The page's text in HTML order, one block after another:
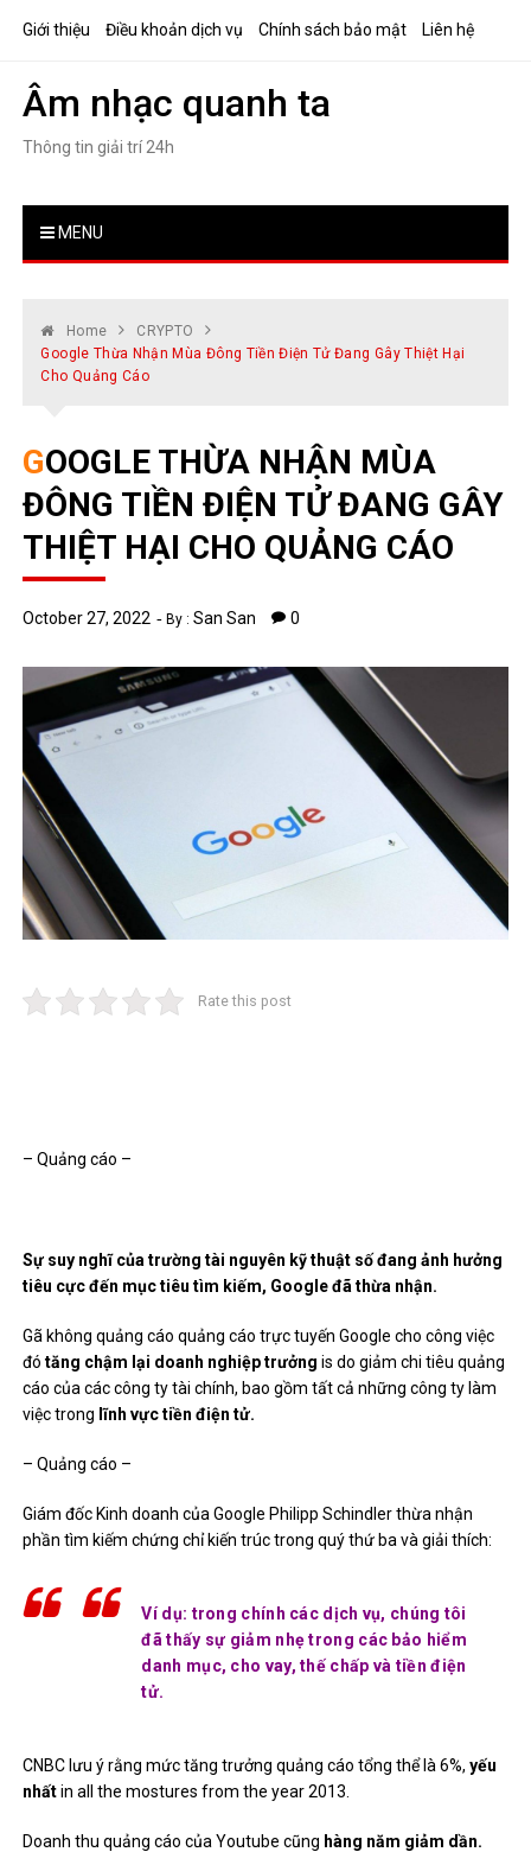
Giới thiệu Điều khoản dịch vụ Chính sách bảo mật Liên hệ
Âm nhạc quanh ta
Thông tin giải trí 24h
MENU
Home
CRYPTO
Google Thừa Nhận Mùa Đông Tiền Điện Tử Đang Gây Thiệt Hại
Cho Quảng Cáo
GOOGLE THỪA NHẬN MÙA
ĐÔNG TIỀN ĐIỆN TỬ ĐANG GÂY
THIỆT HẠI CHO QUẢNG CÁO
October 27, 2022 By :San San 0
Rate this post
– Quảng cáo –
Sự suy nghĩ của trường tài nguyên kỹ thuật số đang ảnh hưởng
tiêu cực đến mục tiêu tìm kiếm, Google đã thừa nhận.
Gã không quảng cáo quảng cáo trực tuyến Google cho công việc
đótăng chậm lại doanh nghiệp trưởng is do giảm chi tiêu quảng
cáo của các công ty tài chính, bao gồm tất cả những công ty làm
việc trong lĩnh vực tiền điện tử.
– Quảng cáo –
Giám đốc Kinh doanh của Google Philipp Schindler thừa nhận
phần tìm kiếm chứng chỉ kiến ​​trúc trong quý thứ ba và giải thích:
Ví dụ: trong chính các dịch vụ, chúng tôi
đã thấy sự giảm nhẹ trong các bảo hiểm
danh mục, cho vay, thế chấp và tiền điện
tử.
CNBC lưu ý rằng mức tăng trưởng quảng cáo tổng thể là 6%,yếu
nhấtin all the mostures from the year 2013.
Doanh thu quảng cáo của Youtube cũng hàng năm giảm dần.